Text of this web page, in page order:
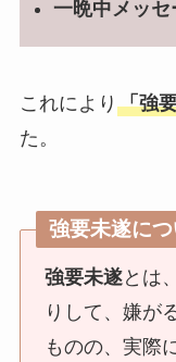
一晩中メッ
これにより 「強
た。
強要未遂に
強要未遂とは
りして、嫌が
ものの、実際